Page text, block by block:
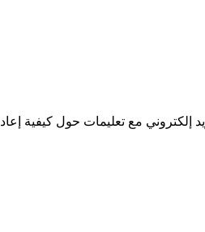
إلكتروني مع تعليمات حول كيفية